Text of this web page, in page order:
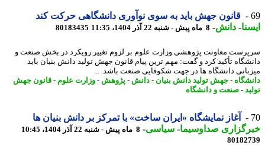
قانون جهش باید به سوی نوآوری دانشگاهی حرکت کند
-دانش -8 ماه پیش - شنبه 22 آذر 1404، 11:35 80183435
معاونت پژوهشی وزارت علوم بر لزوم تغییر رویکرد در بخش صنعت و
تأکید کرد و گفت: مهم ترین پیام قانون جهش تولید دانش بنیان باید
دانشگاه ها در جهت شکوفایی صنعت باشد. ...
-جهش تولید دانش بنیان-دانش -پژوهش-وزارت علوم-قانون جهش
-صنعت و دانشگاه
آغاز نمایشگاه «ایران ساخت» با تمرکز بر دانش بنیان ها
صداوسیما-سیاسی-8 ماه پیش - شنبه 22 آذر 1404، 10:45